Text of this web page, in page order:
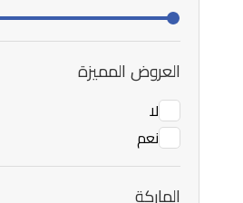
العروض المميزة
لا
نعم
الماركة